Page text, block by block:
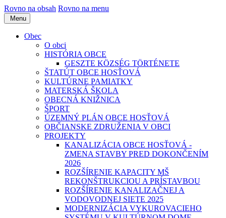
Rovno na obsah Rovno na menu
Menu
Obec
O obci
HISTÓRIA OBCE
GESZTE KÖZSÉG TÖRTÉNETE
ŠTATÚT OBCE HOSŤOVÁ
KULTÚRNE PAMIATKY
MATERSKÁ ŠKOLA
OBECNÁ KNIŽNICA
ŠPORT
ÚZEMNÝ PLÁN OBCE HOSŤOVÁ
OBČIANSKE ZDRUŽENIA V OBCI
PROJEKTY
KANALIZÁCIA OBCE HOSŤOVÁ -
ZMENA STAVBY PRED DOKONČENÍM
2026
ROZŠÍRENIE KAPACITY MŠ
REKONŠTRUKCIOU A PRÍSTAVBOU
ROZŠÍRENIE KANALIZAČNEJ A
VODOVODNEJ SIETE 2025
MODERNIZÁCIA VYKUROVACIEHO